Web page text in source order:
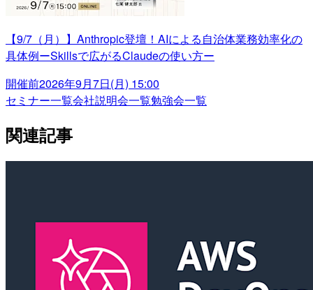
【9/7（月）】Anthropic登壇！AIによる自治体業務効率化の
具体例ーSkillsで広がるClaudeの使い方ー
開催前2026年9月7日(月) 15:00
セミナー一覧会社説明会一覧勉強会一覧
関連記事